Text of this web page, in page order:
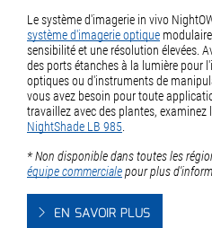
Le système d'imagerie in vivo
système d'imagerie optique
sensibilité et une résolution élevées.
des ports étanches à la lumière pour
optiques ou d'instruments de
vous avez besoin pour toute
travaillez avec des plantes, examinez
NightShade LB 985
* Non disponible dans toutes les
équipe commercialepour plus
EN SAVOIR PLUS